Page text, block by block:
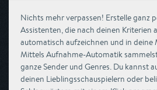
Nichts mehr verpassen! Erstelle ganz
Assistenten, die nach deinen Kriterien
automatisch aufzeichnen und in deine
Mittels Aufnahme-Automatik
ganze Sender und Genres. Du kannst
deinen Lieblingsschauspielern oder